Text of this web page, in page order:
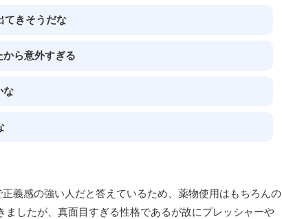
てきそうだな
ら意外すぎる
な
義感の強い人だと答えているため、薬物使用はもちろんの
ましたが、真面目すぎる性格であるが故にプレッシャーや